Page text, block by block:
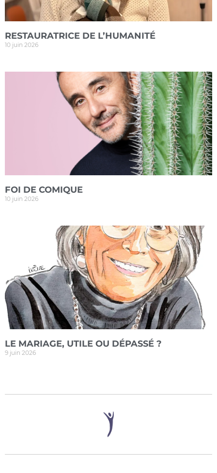
RESTAURATRICE DE L’HUMANITÉ
10 juin 2026
FOI DE COMIQUE
10 juin 2026
LE MARIAGE, UTILE OU DÉPASSÉ ?
9 juin 2026